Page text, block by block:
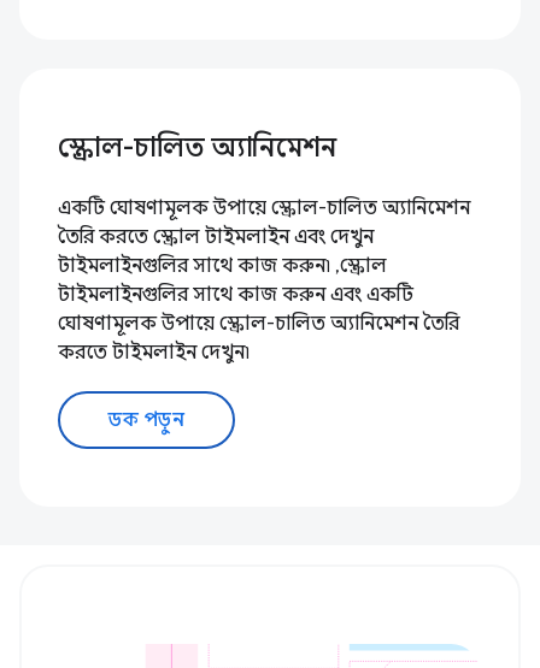
স্ক্রোল-চালিত অ্যানিমেশন
একটি ঘোষণামূলক উপায়ে স্ক্রোল-চালিত অ্যানিমেশন
তৈরি করতে স্ক্রোল টাইমলাইন এবং দেখুন
টাইমলাইনগুলির সাথে কাজ করুন৷ ,স্ক্রোল
টাইমলাইনগুলির সাথে কাজ করুন এবং একটি
ঘোষণামূলক উপায়ে স্ক্রোল-চালিত অ্যানিমেশন তৈরি
করতে টাইমলাইন দেখুন৷
ডক পড়ুন